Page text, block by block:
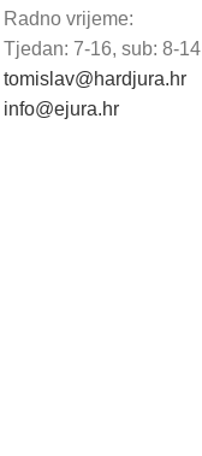
Radno vrijeme:
Tjedan: 7-16, sub: 8-14
tomislav@hardjura.hr
info@ejura.hr